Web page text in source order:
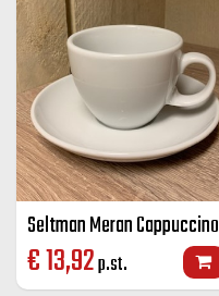
Seltman Meran Cappuccino
€13,92p.st.